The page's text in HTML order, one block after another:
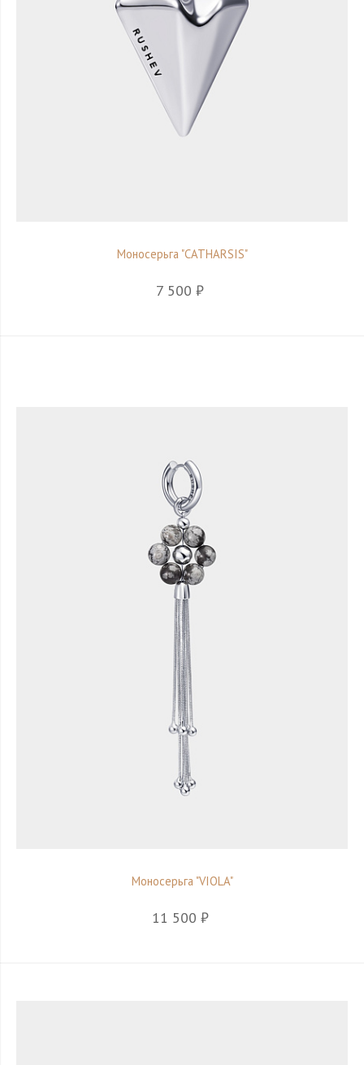
Моносерьга "CATHARSIS"
7 500 ₽
Моносерьга "VIOLA"
11 500 ₽